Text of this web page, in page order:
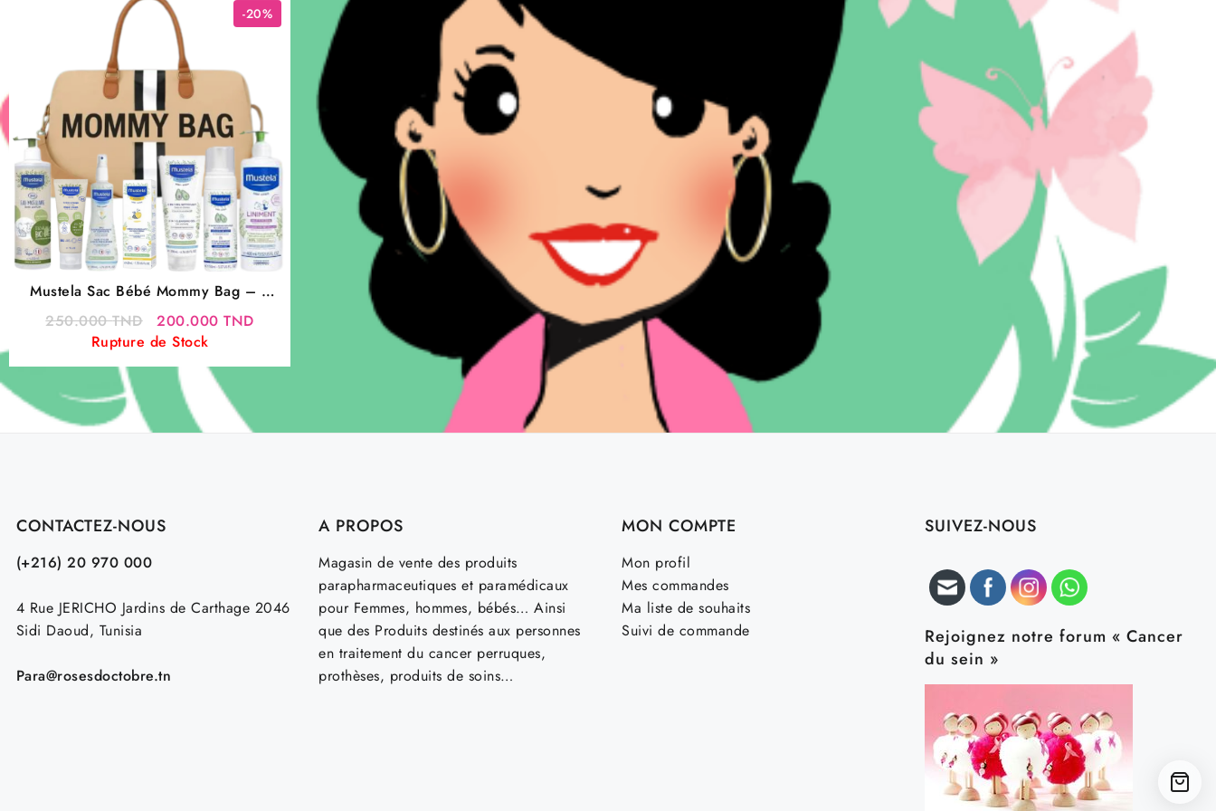
-20%
Mustela Sac Bébé Mommy Bag – 7
Produits Essentiels pour Bébé | Soins
Bébé
250.000TND
Le
prix
initial
était :
250.000 TND.
200.000TNDLe
actuel
Rupture de Stock
CONTACTEZ-NOUS
(+216) 20 970 000
4 Rue JERICHO Jardins de Carthage 2046
Sidi Daoud, Tunisia
Para@rosesdoctobre.tn
A PROPOS
Magasin de vente des produits
parapharmaceutiques et paramédicaux
pour Femmes, hommes, bébés… Ainsi
que des Produits destinés aux personnes
en traitement du cancer perruques,
prothèses, produits de soins…
MON COMPTE
Mon profil
Mes commandes
Ma liste de souhaits
Suivi de commande
SUIVEZ-NOUS
Rejoignez notre forum « Cancer
du sein »